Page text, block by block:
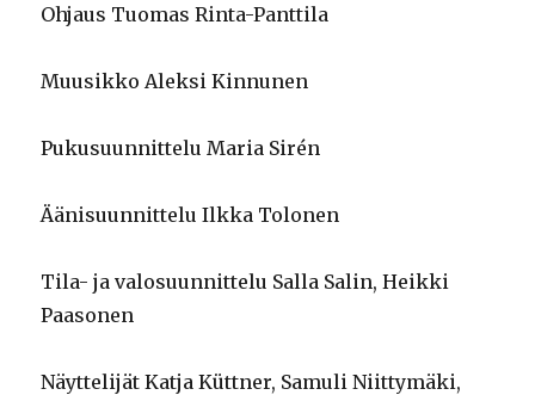
Ohjaus Tuomas Rinta-Panttila
Muusikko Aleksi Kinnunen
Pukusuunnittelu Maria Sirén
Äänisuunnittelu Ilkka Tolonen
Tila- ja valosuunnittelu Salla Salin, Heikki
Paasonen
Näyttelijät Katja Küttner, Samuli Niittymäki,